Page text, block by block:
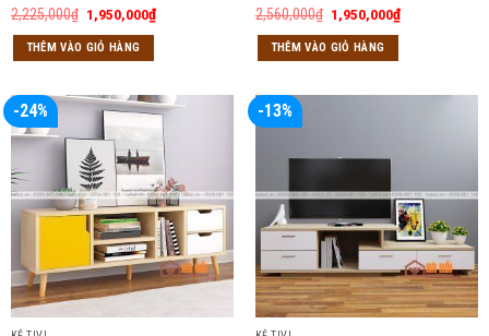
2,225,000₫ Giá
gốc
là:
2,225,000₫.
1,950,000₫Giá
hiện
THÊM VÀO GIỎ HÀNG
2,560,000₫ Giá
gốc
là:
2,560,000₫.
1,950,000₫Giá
hiện
THÊM VÀO GIỎ HÀNG
-24% -13%